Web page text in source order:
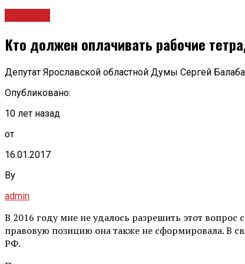
Кто должен оплачивать рабочие
Депутат Ярославской областной Думы Сергей
Опубликовано:
10 лет назад
от
16.01.2017
By
admin
В 2016 году мне не удалось разрешить этот
правовую позицию она также не сформировала. В
РФ.